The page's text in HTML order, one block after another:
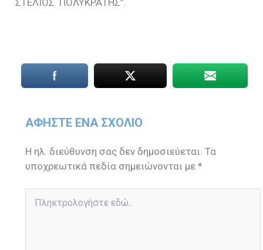
ΑΦΉΣΤΕ ΈΝΑ ΣΧΌΛΙΟ
Η ηλ. διεύθυνση σας δεν δημοσιεύεται. Τα
υποχρεωτικά πεδία σημειώνονται με*
εδώ..